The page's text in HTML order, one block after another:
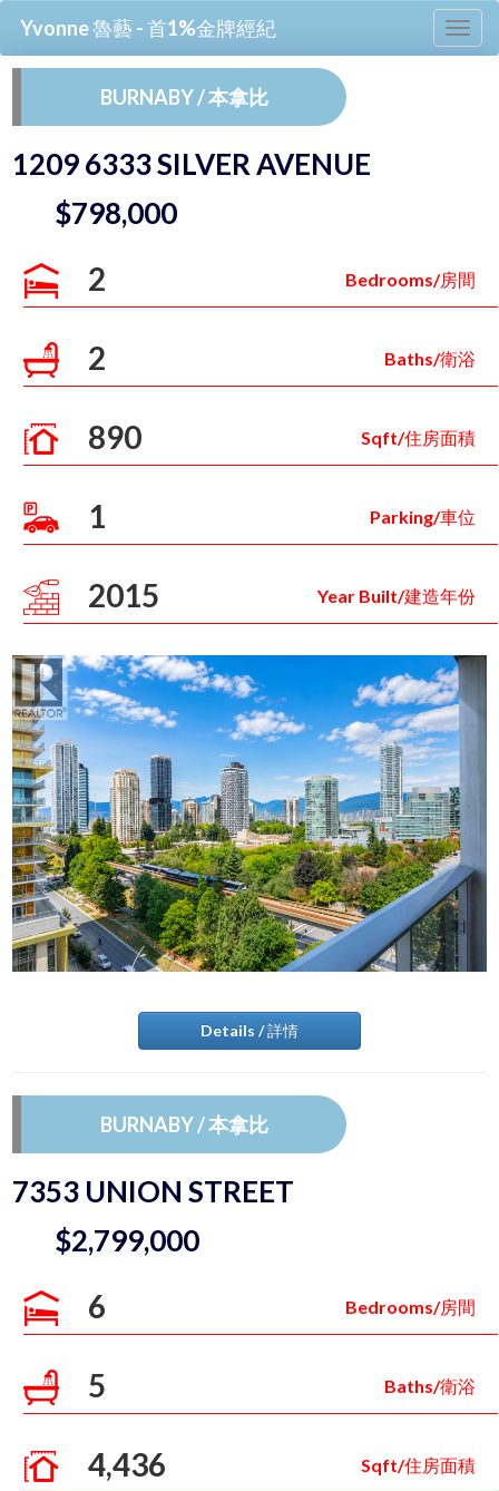
Yvonne 魯藝 - 首1%金牌經紀
BURNABY / 本拿比
1209 6333 SILVER AVENUE
$798,000
2 Bedrooms/房間
2 Baths/衛浴
890 Sqft/住房面積
1 Parking/車位
2015 Year Built/建造年份
Details / 詳情
BURNABY / 本拿比
7353 UNION STREET
$2,799,000
6 Bedrooms/房間
5 Baths/衛浴
4,436 Sqft/住房面積